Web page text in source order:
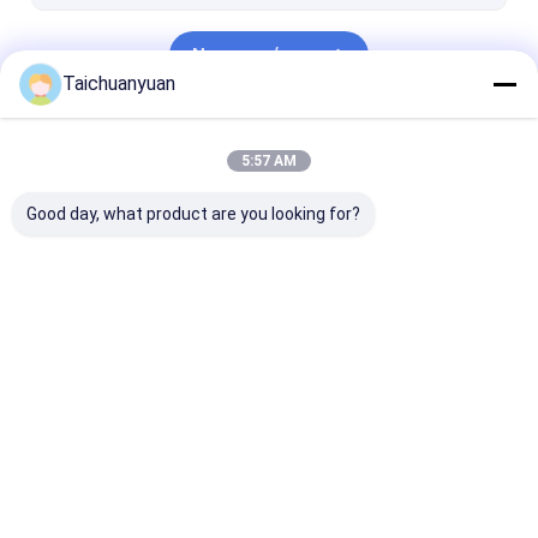
Να συνεχίσει
Taichuanyuan
5:57 AM
Good day, what product are you looking for?